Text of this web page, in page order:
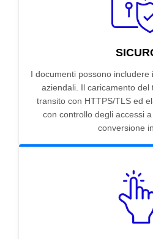
I documenti possono includere
aziendali. Il caricamento del
transito con HTTPS/TLS ed
con controllo degli accessi
conversione